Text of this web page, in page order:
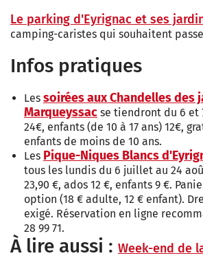
Le parking d'Eyrignac et ses
camping-caristes qui souhaitent
Infos pratiques
Les soirées aux Chandelles des
Marqueyssac se tiendront du 6 et
24€, enfants (de 10 à 17 ans) 12€,
enfants de moins de 10 ans.
Les Pique-Niques Blancs
tous les lundis du 6 juillet au 24
23,90 €, ados 12 €, enfants 9 €.
option (18 € adulte, 12 € enfant).
exigé. Réservation en ligne
28 99 71.
À lire aussi : Week-end de